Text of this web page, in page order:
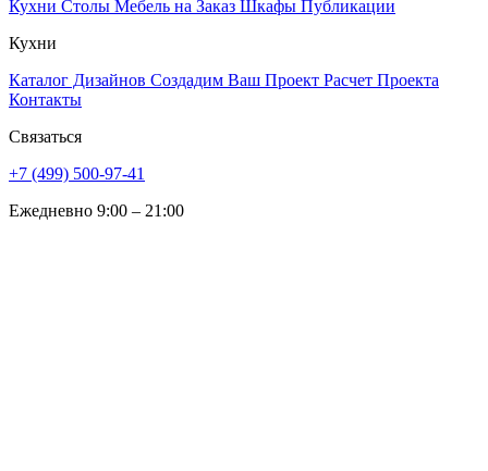
Кухни Столы Мебель на Заказ Шкафы Публикации
Кухни
Каталог Дизайнов Создадим Ваш Проект Расчет Проекта
Контакты
Связаться
+7 (499) 500-97-41
Ежедневно 9:00 – 21:00